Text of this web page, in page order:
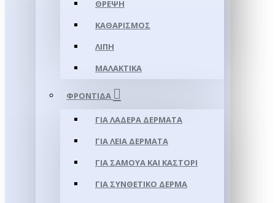
ΘΡΈΨΗ
ΚΑΘΑΡΙΣΜΌΣ
ΛΊΠΗ
ΜΑΛΑΚΤΙΚΆ
ΦΡΟΝΤΊΔΑ
ΓΙΑ ΛΑΔΕΡΆ ΔΈΡΜΑΤΑ
ΓΙΑ ΛΕΊΑ ΔΈΡΜΑΤΑ
ΓΙΑ ΣΑΜΟΥΑ ΚΑΙ ΚΑΣΤΌΡΙ
ΓΙΑ ΣΥΝΘΕΤΙΚΌ ΔΈΡΜΑ